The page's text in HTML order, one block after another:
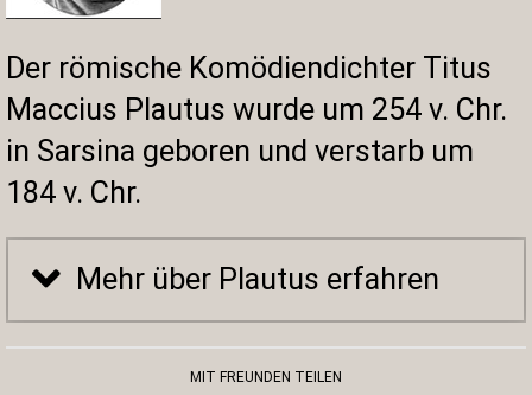
Der römische Komödiendichter Titus
Maccius Plautus wurde um 254 v. Chr.
in Sarsina geboren und verstarb um
184 v. Chr.
Mehr über Plautus erfahren
MIT FREUNDEN TEILEN